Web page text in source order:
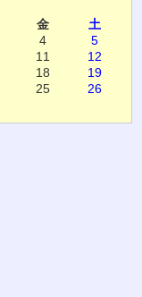
金
土
4
5
11
12
18
19
25
26